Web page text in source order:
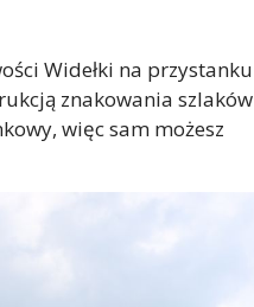
Widełki na przystanku
znakowania szlaków
więc sam możesz